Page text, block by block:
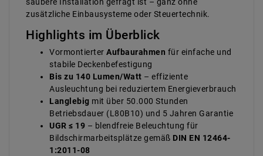
saubere Installation gefragt ist – ganz ohne
zusätzliche Einbausysteme oder Steuertechnik.
Highlights im Überblick
Vormontierter Aufbaurahmen für einfache und
stabile Deckenbefestigung
Bis zu 140 Lumen/Watt – effiziente
Ausleuchtung bei reduziertem Energieverbrauch
Langlebig mit über 50.000 Stunden
Betriebsdauer (L80B10) und 5 Jahren Garantie
UGR ≤ 19 – blendfreie Beleuchtung für
Bildschirmarbeitsplätze gemäß DIN EN 12464-
1:2011-08